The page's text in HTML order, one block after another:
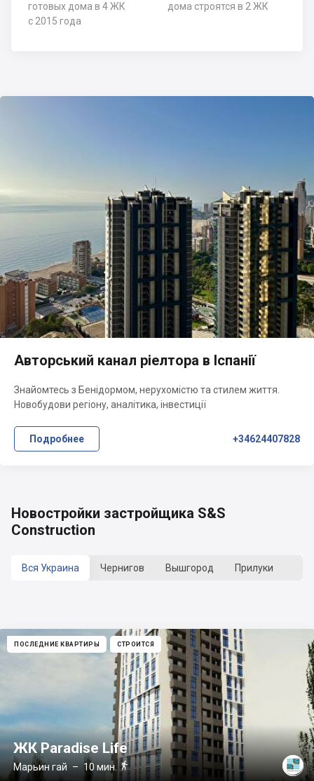
готовых дома в 4 ЖК
с 2015 года
дома строятся в 2 ЖК
Авторський канал ріелтора в Іспанії
Знайомтесь з Бенідормом, нерухомістю та стилем життя.
Новобудови регіону, аналітика, інвестиції
Подробнее +34624407828
Новостройки застройщика S&S
Construction
Вся Украина Чернигов Вышгород Прилуки
ПОСЛЕДНИЕ КВАРТИРЫ СТРОИТСЯ
ЖК Paradise Life
Марьин гай – 10 мин.